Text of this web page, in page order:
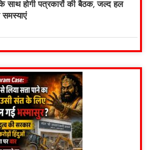
साथ होगी पत्रकारों की बैठक, जल्द हल
समस्याएं